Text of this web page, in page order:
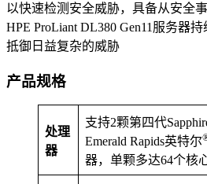
以快速检测安全威胁，具备从安全
HPE ProLiant DL380 Gen11服务器
抵御日益复杂的威胁
产品规格
处理
器
支持2颗第四代
Emerald Rapids英特尔
器，单颗多达64个核